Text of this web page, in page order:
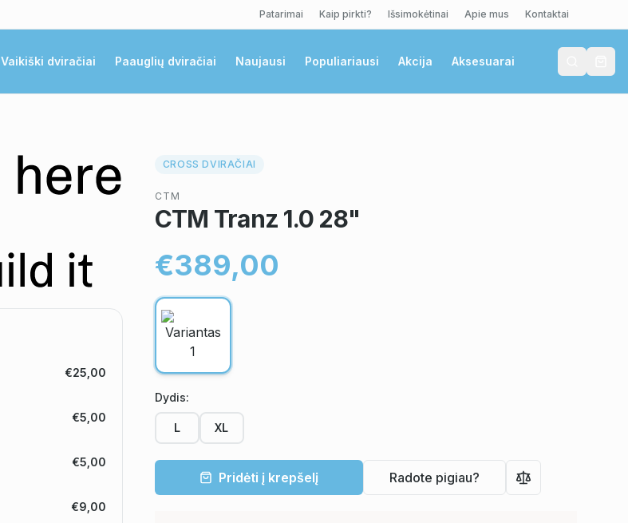
Patarimai Kaip pirkti? Išsimokėtinai Apie mus Kontaktai
Vaikiški dviračiai Paauglių dviračiai Naujausi Populiariausi Akcija Aksesuarai
€25,00
€5,00
€5,00
€9,00
CROSS DVIRAČIAI
CTM
CTM Tranz 1.0 28"
€389,00
Dydis:
L XL
Pridėti į krepšelį Radote pigiau?